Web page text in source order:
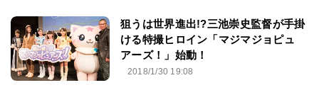
狙うは世界進出!?三池崇史監督が手掛
ける特撮ヒロイン「マジマジョピュ
アーズ！」始動！
2018/1/30 19:08